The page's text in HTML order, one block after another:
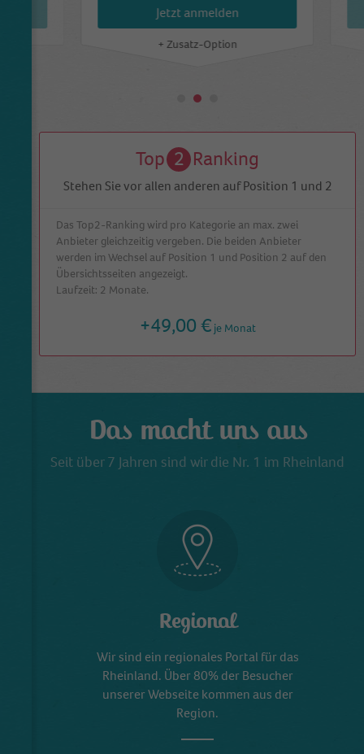
Jetzt anmelden
+ Zusatz-Option
Top 2 Ranking
Stehen Sie vor allen anderen auf Position 1 und 2
Das Top2-Ranking wird pro Kategorie an max. zwei
Anbieter gleichzeitig vergeben. Die beiden Anbieter
werden im Wechsel auf Position 1 und Position 2 auf den
Übersichtsseiten angezeigt.
Laufzeit: 2 Monate.
+49,00 €je Monat
Das macht uns aus
Seit über 7 Jahren sind wir die Nr. 1 im Rheinland
Regional
Wir sind ein regionales Portal für das
Rheinland. Über 80% der Besucher
unserer Webseite kommen aus der
Region.